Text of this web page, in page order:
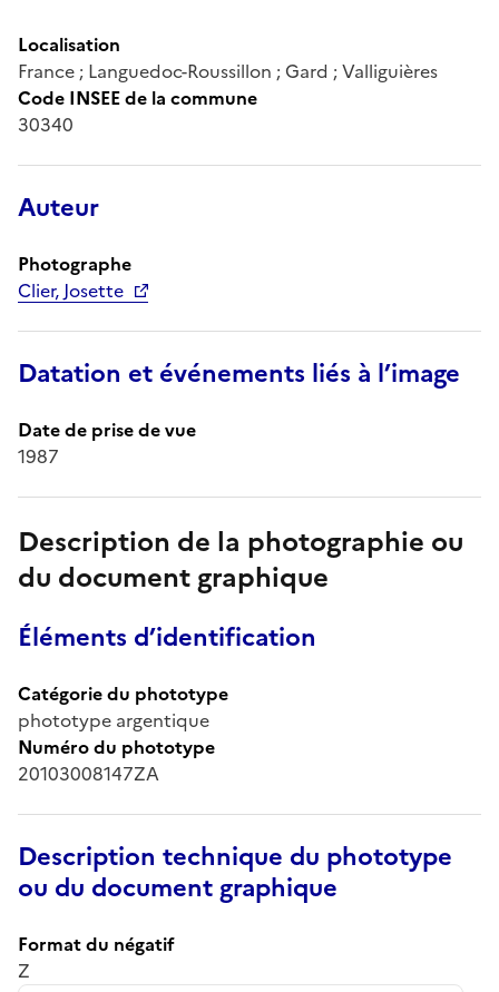
Localisation
France ; Languedoc-Roussillon ; Gard ; Valliguières
Code INSEE de la commune
30340
Auteur
Photographe
Clier, Josette
Datation et événements liés à l’image
Date de prise de vue
1987
Description de la photographie ou
du document graphique
Éléments d’identification
Catégorie du phototype
phototype argentique
Numéro du phototype
20103008147ZA
Description technique du phototype
ou du document graphique
Format du négatif
Z